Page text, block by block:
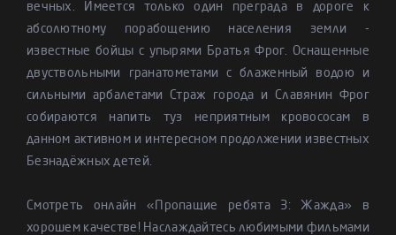
вечных. Имеется только один преграда в дороге к
абсолютному порабощению населения земли -
известные бойцы с упырями Братья Фрог. Оснащенные
двуствольными гранатометами с блаженный водою и
сильными арбалетами Страж города и Славянин Фрог
собираются напить туз неприятным кровососам в
данном активном и интересном продолжении известных
Безнадёжных детей.
Смотреть онлайн «Пропащие ребята 3: Жажда» в
хорошем качестве! Наслаждайтесь любимыми фильмами